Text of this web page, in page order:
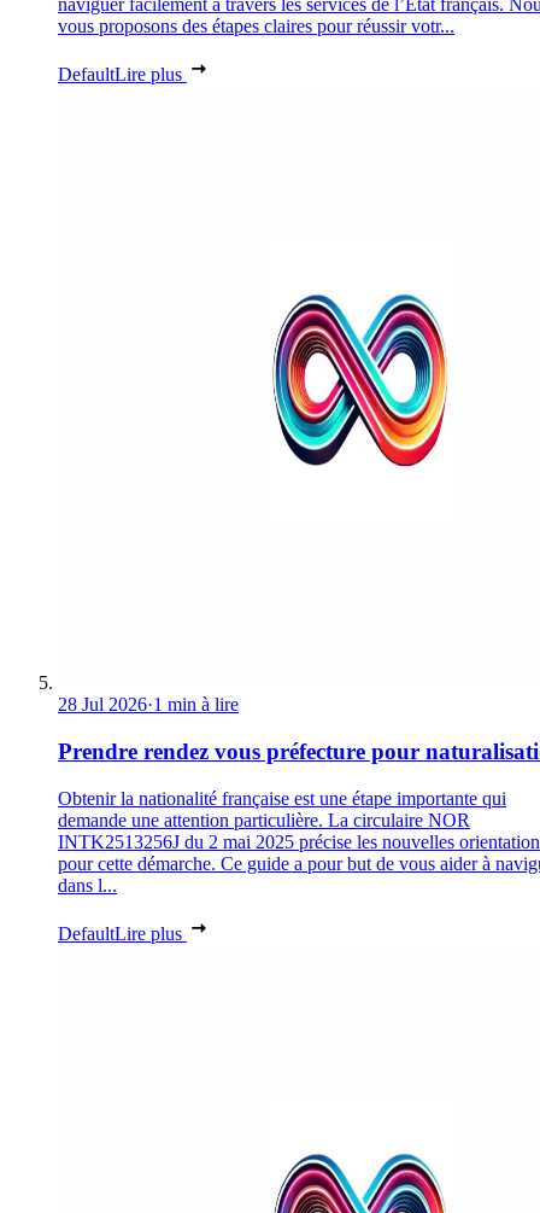
naviguer facilement à travers les services de l’État français.
vous proposons des étapes claires pour réussir votr...
DefaultLire plus
28 Jul 2026·1 min à lire
Prendre rendez vous préfecture pour
Obtenir la nationalité française est une étape importante qui
demande une attention particulière. La circulaire NOR
INTK2513256J du 2 mai 2025 précise les nouvelles
pour cette démarche. Ce guide a pour but de vous aider à
dans l...
DefaultLire plus